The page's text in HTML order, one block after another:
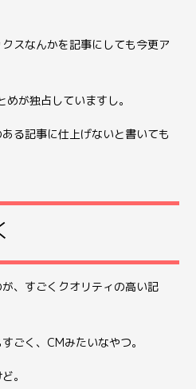
スなんかを記事にしても今更ア
が独占していますし。
る記事に仕上げないと書いても
、すごくクオリティの高い記
ごく、CMみたいなやつ。
。